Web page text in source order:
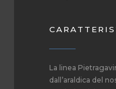
La linea
dall’araldica del